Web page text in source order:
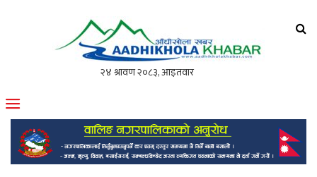
मोफसलकै लोकप्रिय अनलाइन पत्रिका